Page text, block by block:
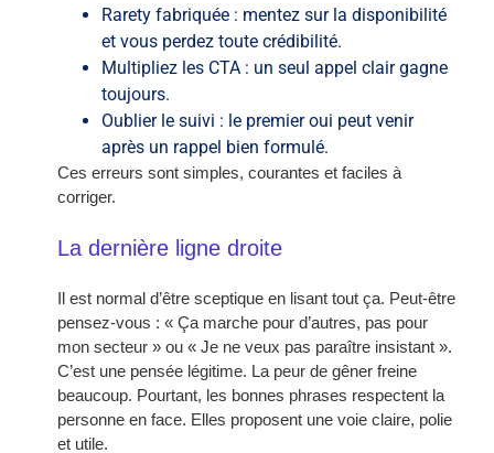
Rarety fabriquée : mentez sur la disponibilité
et vous perdez toute crédibilité.
Multipliez les CTA : un seul appel clair gagne
toujours.
Oublier le suivi : le premier oui peut venir
après un rappel bien formulé.
Ces erreurs sont simples, courantes et faciles à
corriger.
La dernière ligne droite
Il est normal d’être sceptique en lisant tout ça. Peut-être
pensez-vous : « Ça marche pour d’autres, pas pour
mon secteur » ou « Je ne veux pas paraître insistant ».
C’est une pensée légitime. La peur de gêner freine
beaucoup. Pourtant, les bonnes phrases respectent la
personne en face. Elles proposent une voie claire, polie
et utile.